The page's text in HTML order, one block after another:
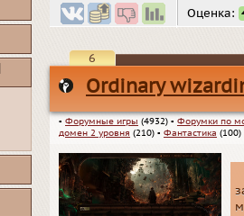
Оценка:
6
Ordinary
▪ Форумные игры (4932) ▪ Форумки по
домен 2 уровня (210) ▪ Фантастика (100)